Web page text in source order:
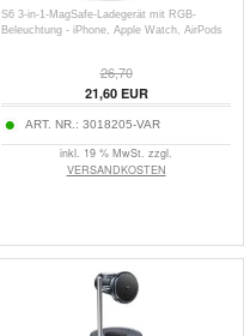
S6 3-in-1-MagSafe-Ladegerät mit RGB-
Beleuchtung - iPhone, Apple Watch, AirPods
26,70
21,60EUR
ART. NR.: 3018205-VAR
inkl. 19 % MwSt. zzgl.
VERSANDKOSTEN